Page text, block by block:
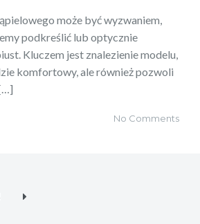
może być wyzwaniem,
podkreślić lub optycznie
Kluczem jest znalezienie modelu,
komfortowy, ale również pozwoli
No Comments